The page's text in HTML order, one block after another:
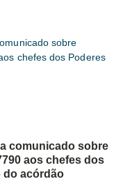
comunicado sobre
aos chefes dos
do acórdão